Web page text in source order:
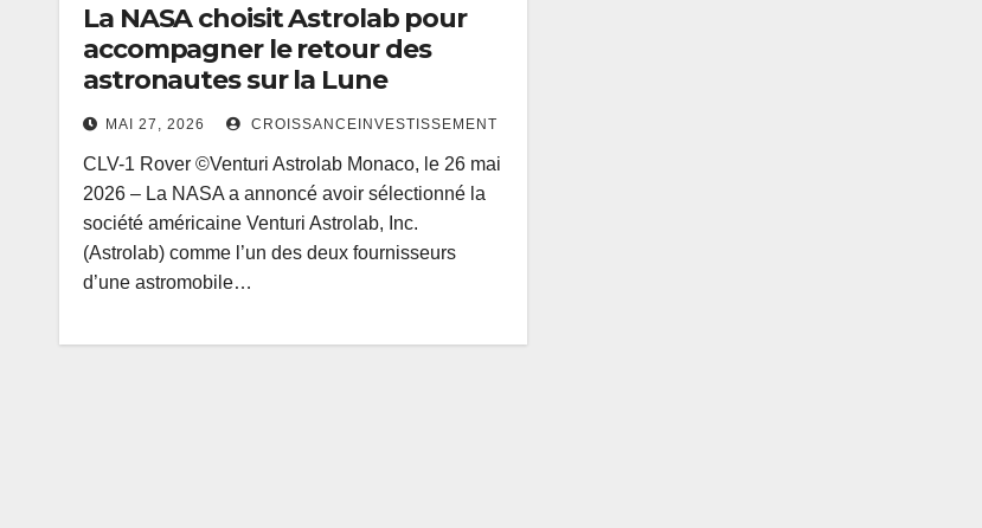
La NASA choisit Astrolab pour
accompagner le retour des
astronautes sur la Lune
MAI 27, 2026 CROISSANCEINVESTISSEMENT
CLV-1 Rover ©Venturi Astrolab Monaco, le 26 mai
2026 – La NASA a annoncé avoir sélectionné la
société américaine Venturi Astrolab, Inc.
(Astrolab) comme l’un des deux fournisseurs
d’une astromobile…